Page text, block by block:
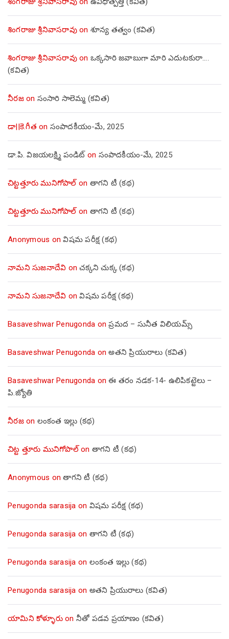
శింగరాజు శ్రీనివాసరావుon శూన్య తత్వం (కవిత)
శింగరాజు శ్రీనివాసరావుon ఒక్కసారి జవాబుగా మారి ఎదుటకురా….
(కవిత)
నీరజon సంసారి సాలెమ్మ (కవిత)
డా||కె.గీత on సంపాదకీయం-మే, 2025
డా.పి. విజయలక్ష్మి పండిట్ on సంపాదకీయం-మే, 2025
చిట్టత్తూరు మునిగోపాల్on తాగని టీ (కథ)
చిట్టత్తూరు మునిగోపాల్on తాగని టీ (కథ)
Anonymous onవిషమ పరీక్ష (క‌థ‌)
నామని సుజనాదేవి onచక్కని చుక్క (కథ)
నామని సుజనాదేవి onవిషమ పరీక్ష (క‌థ‌)
Basaveshwar Penugonda onప్రమద – సునీత విలియమ్స్
Basaveshwar Penugonda onఅతని ప్రియురాలు (కవిత)
Basaveshwar Penugonda onఈ తరం నడక-14- ఉలిపికట్టెలు –
పి.జ్యోతి
నీరజon లంకంత ఇల్లు (కథ)
చిట్ట త్తూరు మునిగోపాల్on తాగని టీ (కథ)
Anonymous onతాగని టీ (కథ)
Penugonda sarasija on విషమ పరీక్ష (క‌థ‌)
Penugonda sarasija on తాగని టీ (కథ)
Penugonda sarasija on లంకంత ఇల్లు (కథ)
Penugonda sarasija on అతని ప్రియురాలు (కవిత)
యామిని కోళ్ళూరుon నీతో పడవ ప్రయాణం (కవిత)